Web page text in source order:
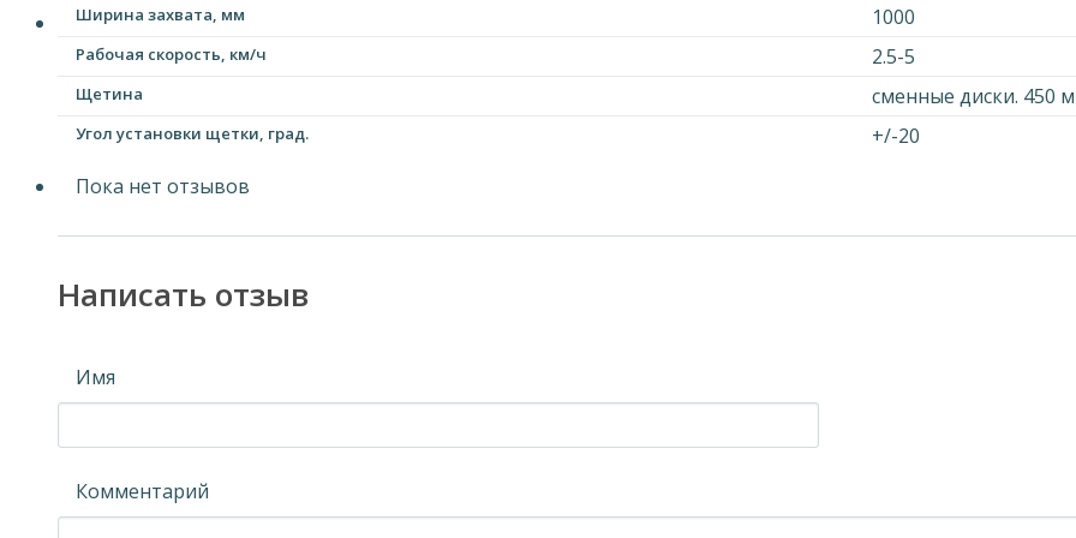
Ширина захвата, мм 1000
Рабочая скорость, км/ч 2.5-5
Щетина сменные диски. 450
Угол установки щетки, град.
+/-20
Пока нет отзывов
Написать отзыв
Имя
Комментарий